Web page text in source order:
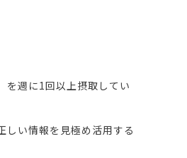
を週に1回以上摂取してい
い情報を見極め活用する